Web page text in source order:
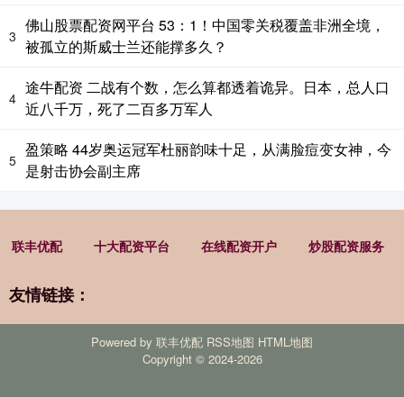
3
佛山股票配资网平台 53：1！中国零关税覆盖非洲全境，
被孤立的斯威士兰还能撑多久？
4
途牛配资 二战有个数，怎么算都透着诡异。日本，总人口
近八千万，死了二百多万军人
5
盈策略 44岁奥运冠军杜丽韵味十足，从满脸痘变女神，今
是射击协会副主席
联丰优配 十大配资平台 在线配资开户 炒股配资服务
友情链接：
Powered by 联丰优配 RSS地图 HTML地图
Copyright © 2024-2026